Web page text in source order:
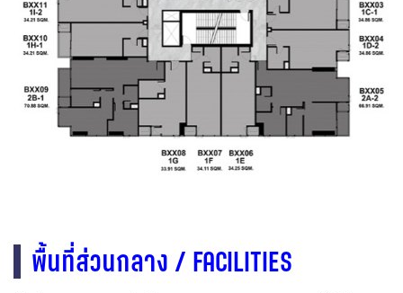
พื้นที่ส่วนกลาง / FACILITIES